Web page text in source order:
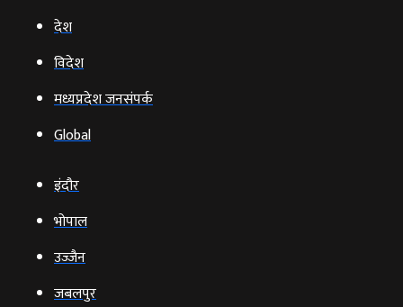
देश
विदेश
मध्यप्रदेश जनसंपर्क
Global
इंदौर
भोपाल
उज्‍जैन
जबलपुर